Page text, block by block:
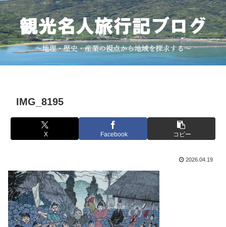
IMG_8195
X Facebook コピー
2026.04.19